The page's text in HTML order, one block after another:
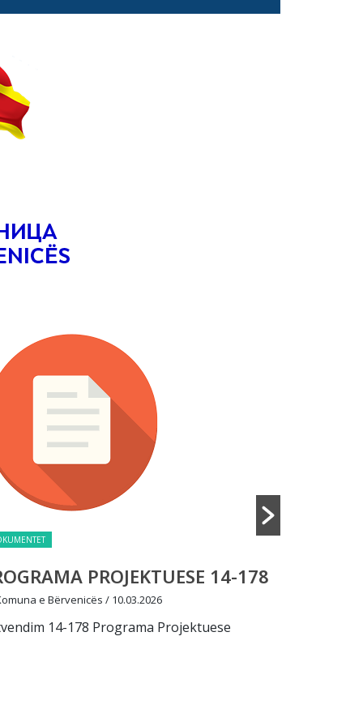
PROJEKTUESE 14-178
e Bërvenicës/ 10.03.2026
14-178 Programa Projektuese